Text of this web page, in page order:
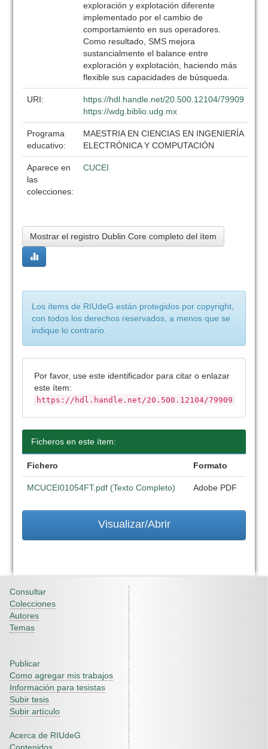
exploración y explotación diferente
implementado por el cambio de
comportamiento en sus operadores.
Como resultado, SMS mejora
sustancialmente el balance entre
exploración y explotación, haciendo más
flexible sus capacidades de búsqueda.
URI:
https://hdl.handle.net/20.500.12104/79909
https://wdg.biblio.udg.mx
Programa
educativo:
MAESTRIA EN CIENCIAS EN INGENIERÍA
ELECTRÓNICA Y COMPUTACIÓN
Aparece en
las
colecciones:
CUCEI
Mostrar el registro Dublin Core completo del ítem
Los ítems de RIUdeG están protegidos por copyright,
con todos los derechos reservados, a menos que se
indique lo contrario.
Por favor, use este identificador para citar o enlazar
este ítem:
https://hdl.handle.net/20.500.12104/79909
Ficheros en este ítem:
Fichero Formato
MCUCEI01054FT.pdf (Texto Completo) Adobe PDF
Visualizar/Abrir
Consultar
Colecciones
Autores
Temas
Publicar
Como agregar mis trabajos
Información para tesistas
Subir tesis
Subir artículo
Acerca de RIUdeG